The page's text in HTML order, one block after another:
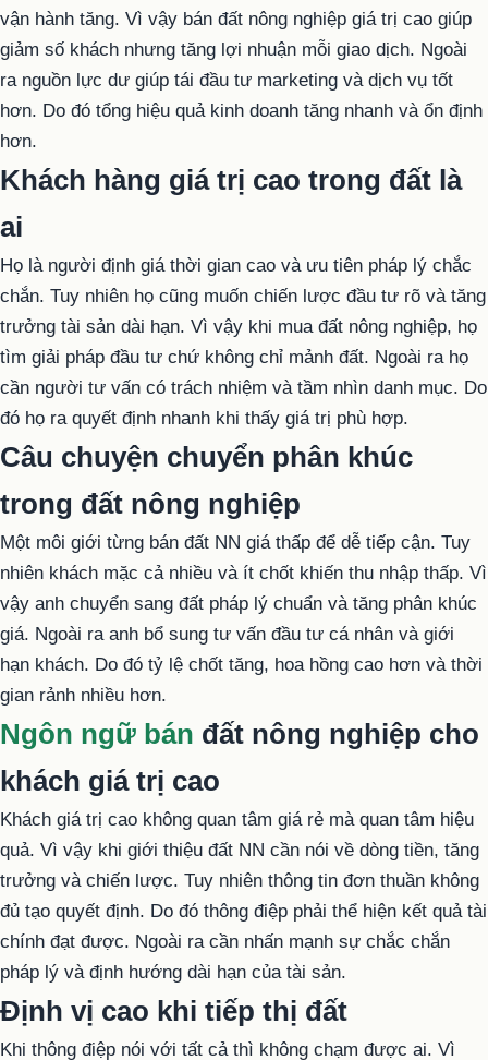
vận hành tăng. Vì vậy bán đất nông nghiệp giá trị cao giúp
giảm số khách nhưng tăng lợi nhuận mỗi giao dịch. Ngoài
ra nguồn lực dư giúp tái đầu tư marketing và dịch vụ tốt
hơn. Do đó tổng hiệu quả kinh doanh tăng nhanh và ổn định
hơn.
Khách hàng giá trị cao trong đất là
ai
Họ là người định giá thời gian cao và ưu tiên pháp lý chắc
chắn. Tuy nhiên họ cũng muốn chiến lược đầu tư rõ và tăng
trưởng tài sản dài hạn. Vì vậy khi mua đất nông nghiệp, họ
tìm giải pháp đầu tư chứ không chỉ mảnh đất. Ngoài ra họ
cần người tư vấn có trách nhiệm và tầm nhìn danh mục. Do
đó họ ra quyết định nhanh khi thấy giá trị phù hợp.
Câu chuyện chuyển phân khúc
trong đất nông nghiệp
Một môi giới từng bán đất NN giá thấp để dễ tiếp cận. Tuy
nhiên khách mặc cả nhiều và ít chốt khiến thu nhập thấp. Vì
vậy anh chuyển sang đất pháp lý chuẩn và tăng phân khúc
giá. Ngoài ra anh bổ sung tư vấn đầu tư cá nhân và giới
hạn khách. Do đó tỷ lệ chốt tăng, hoa hồng cao hơn và thời
gian rảnh nhiều hơn.
Ngôn ngữ bán đất nông nghiệp cho
khách giá trị cao
Khách giá trị cao không quan tâm giá rẻ mà quan tâm hiệu
quả. Vì vậy khi giới thiệu đất NN cần nói về dòng tiền, tăng
trưởng và chiến lược. Tuy nhiên thông tin đơn thuần không
đủ tạo quyết định. Do đó thông điệp phải thể hiện kết quả tài
chính đạt được. Ngoài ra cần nhấn mạnh sự chắc chắn
pháp lý và định hướng dài hạn của tài sản.
Định vị cao khi tiếp thị đất
Khi thông điệp nói với tất cả thì không chạm được ai. Vì